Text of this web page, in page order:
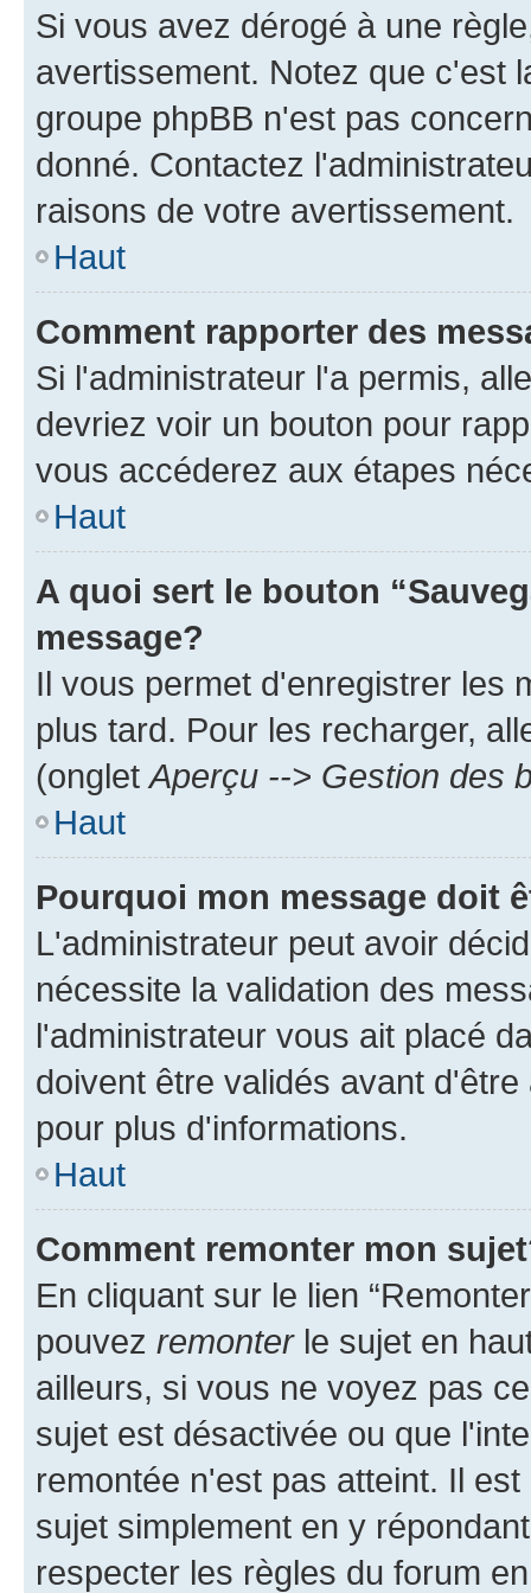
Si vous avez dérogé à une
avertissement. Notez que c'est
groupe phpBB n'est pas
donné. Contactez
raisons de votre avertissement.
Haut
Comment rapporter des
Si l'administrateur l'a permis,
devriez voir un bouton pour
vous accéderez aux étapes
Haut
A quoi sert le bouton
message?
Il vous permet d'enregistrer les
plus tard. Pour les recharger,
(ongletAperçu --> Gestion des
Haut
Pourquoi mon message doit
L'administrateur peut avoir
nécessite la validation des
l'administrateur vous ait placé
doivent être validés avant
pour plus d'informations.
Haut
Comment remonter mon
En cliquant sur le lien
pouvez remonterle sujet en
ailleurs, si vous ne voyez pas
sujet est désactivée ou que
remontée n'est pas atteint. Il
sujet simplement en y
respecter les règles du forum